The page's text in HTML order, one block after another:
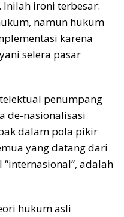
Inilah ironi terbesar:
namun hukum
karena
selera pasar
penumpang
de-nasionalisasi
dalam pola pikir
yang datang dari
adalah
hukum asli